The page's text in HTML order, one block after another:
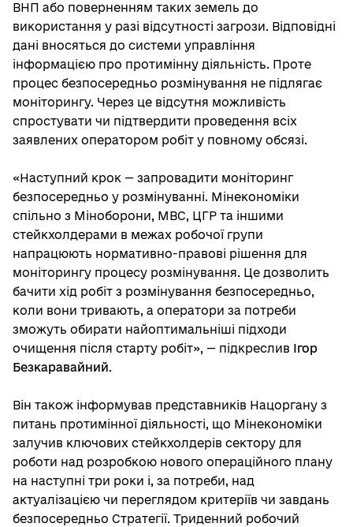
ВНП або поверненням таких земель до
використання у разі відсутності загрози. Відповідні
дані вносяться до системи управління
інформацією про протимінну діяльність. Проте
процес безпосередньо розмінування не підлягає
моніторингу. Через це відсутня можливість
спростувати чи підтвердити проведення всіх
заявлених оператором робіт у повному обсязі.
«Наступний крок — запровадити моніторинг
безпосередньо у розмінуванні. Мінекономіки
спільно з Міноборони, МВС, ЦГР та іншими
стейкхолдерами в межах робочої групи
напрацюють нормативно-правові рішення для
моніторингу процесу розмінування. Це дозволить
бачити хід робіт з розмінування безпосередньо,
коли вони тривають, а оператори за потреби
зможуть обирати найоптимальніші підходи
очищення після старту робіт», — підкреслив Ігор
Безкаравайний.
Він також інформував представників Нацоргану з
питань протимінної діяльності, що Мінекономіки
залучив ключових стейкхолдерів сектору для
роботи над розробкою нового операційного плану
на наступні три роки і, за потреби, над
актуалізацією чи переглядом критеріїв чи завдань
безпосередньо Стратегії. Триденний робочий